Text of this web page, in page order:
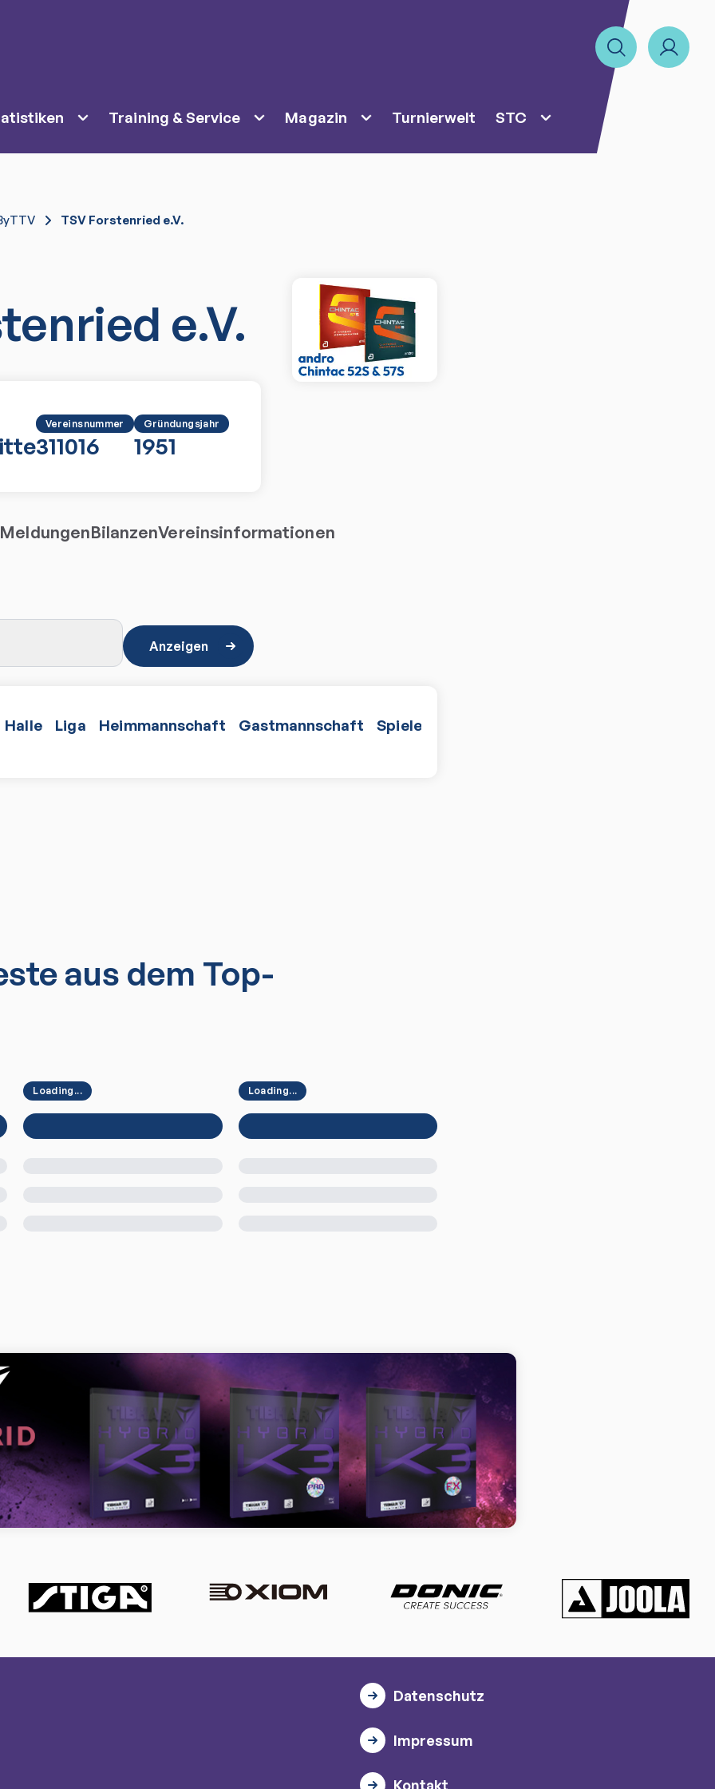
Training & Service Magazin Turnierwelt STC
TSV Forstenried e.V.
e.V.
Vereinsnummer
311016
Gründungsjahr
1951
MeldungenBilanzenVereinsinformationen
Anzeigen
Halle Liga Heimmannschaft Gastmannschaft Spiele
aus dem Top-
Loading... Loading...
Datenschutz
Impressum
Kontakt